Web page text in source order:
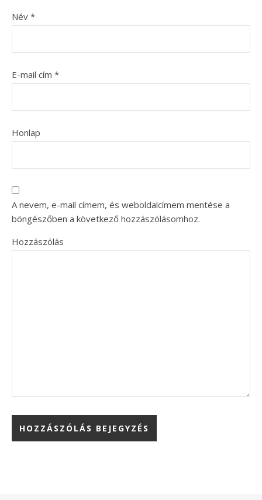
Név *
E-mail cím *
Honlap
A nevem, e-mail címem, és weboldalcímem mentése a
böngészőben a következő hozzászólásomhoz.
Hozzászólás